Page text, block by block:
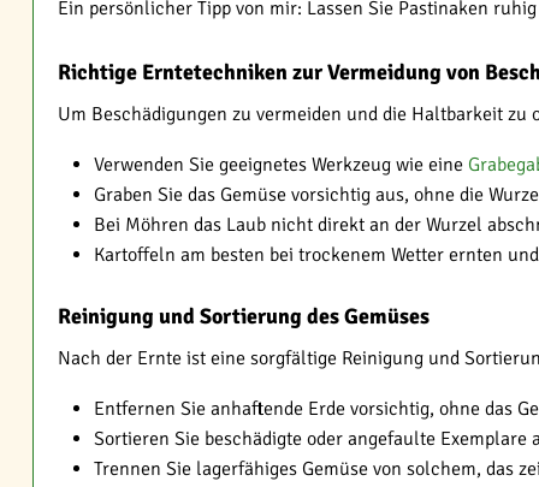
Ein persönlicher Tipp von mir: Lassen Sie Pastinaken
Richtige Erntetechniken zur Vermeidung von
Um Beschädigungen zu vermeiden und die Haltbarkeit
Verwenden Sie geeignetes Werkzeug wie eine
Graben Sie das Gemüse vorsichtig aus, ohne die
Bei Möhren das Laub nicht direkt an der Wurzel
Kartoffeln am besten bei trockenem Wetter ernten
Reinigung und Sortierung des Gemüses
Nach der Ernte ist eine sorgfältige Reinigung und
Entfernen Sie anhaftende Erde vorsichtig, ohne das
Sortieren Sie beschädigte oder angefaulte Exemplare
Trennen Sie lagerfähiges Gemüse von solchem, das